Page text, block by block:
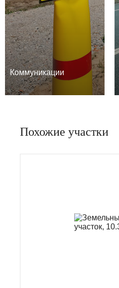
Коммуникации
Похожие участки